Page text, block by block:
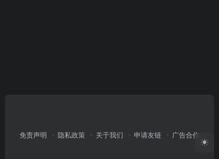
免责声明 隐私政策 关于我们 申请友链 广告合作